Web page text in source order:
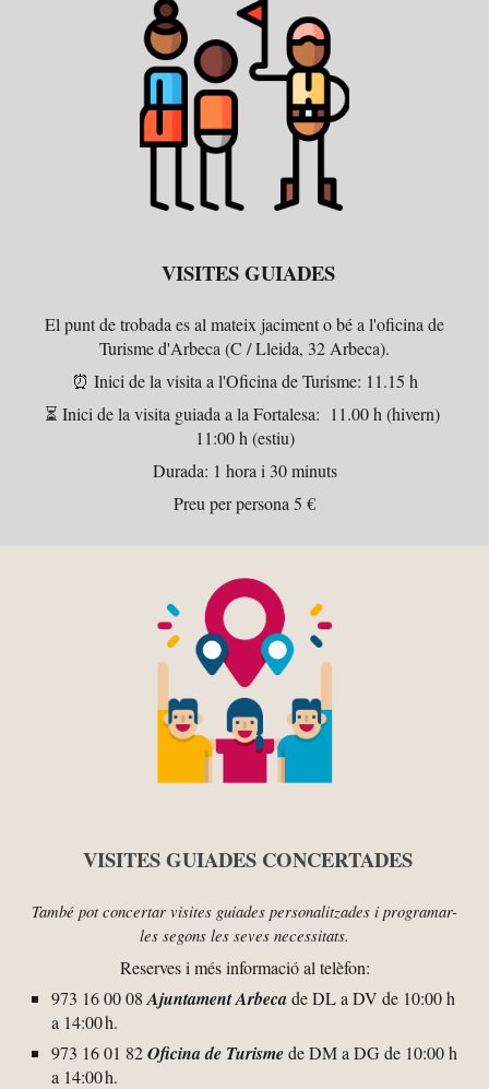
VISITES GUIADES
El punt de trobada es al mateix jaciment o bé a l'oficina de
Turisme d'Arbeca (C / Lleida, 32 Arbeca).
⏰ Inici de la visita a l'Oficina de Turisme: 11.15 h
⏳ Inici de la visita guiada a la Fortalesa: 11.00 h (hivern)
11:00 h (estiu)
Durada: 1 hora i 30 minuts
Preu per persona 5 €
VISITES GUIADES CONCERTADES
També pot concertar visites guiades personalitzades i programar-
les segons les seves necessitats.
Reserves i més informació al telèfon:
973 16 00 08Ajuntament Arbecade DL a DV de 10:00 h
a 14:00 h.
973 16 01 82 Oficina de Turismede DMa DGde 10:00 h
a 14:00 h.